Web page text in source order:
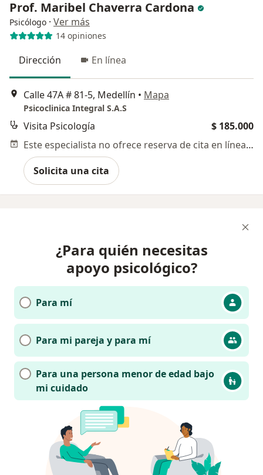
Prof. Maribel Chaverra Cardona
Psicólogo · Ver más
14 opiniones
Dirección En línea
Calle 47A # 81-5, Medellín • Mapa
Psicoclinica Integral S.A.S
Visita Psicología
$ 185.000
Este especialista no ofrece reserva de cita en línea en esta dirección.
Solicita una cita
¿Para quién necesitas
apoyo psicológico?
Para mí
Para mi pareja y para mí
Para una persona menor de edad bajo
mi cuidado